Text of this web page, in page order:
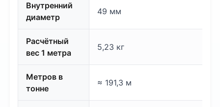
Внутренний
диаметр
49 мм
Расчётный
вес 1 метра
5,23 кг
Метров в
тонне
≈ 191,3 м